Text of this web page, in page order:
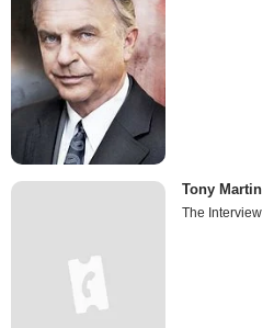
Tony Martin
The Interview